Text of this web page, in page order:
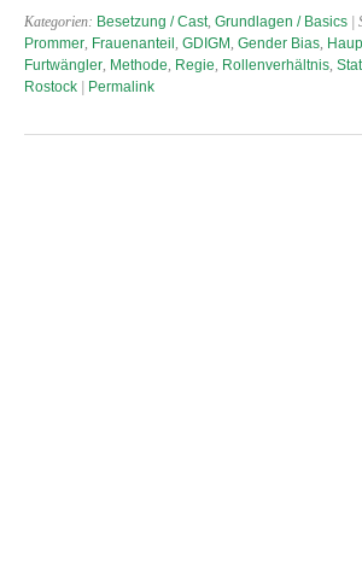
Kategorien: Besetzung / Cast, Grundlagen / Basics |
Prommer, Frauenanteil , GDIGM , Gender Bias,
Furtwängler, Methode, Regie, Rollenverhältnis,
Rostock
Permalink